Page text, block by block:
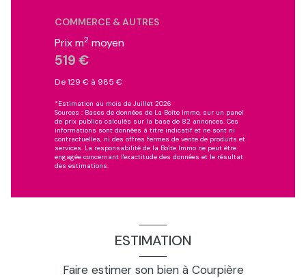
COMMERCE & AUTRES
Prix m2 moyen
519 €
De 129 € à 985 €
*Estimation au mois de Juillet 2026
Sources : Bases de données de La Boîte Immo, sur un panel
de prix publics calculés sur la base de 82 annonces. Ces
informations sont données à titre indicatif et ne sont ni
contractuelles, ni des offres fermes de vente de produits et
services. La responsabilité de la Boîte Immo ne peut être
engagée concernant l'exactitude des données et le résultat
des estimations.
ESTIMATION
Faire estimer son bien à Courpière